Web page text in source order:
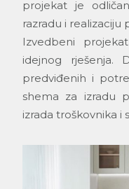
projekat je
razradu i realizaciju
Izvedbeni
idejnog rješenja.
predviđenih i
shema za izradu
izrada troškovnika i